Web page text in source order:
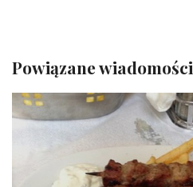
Powiązane wiadomości